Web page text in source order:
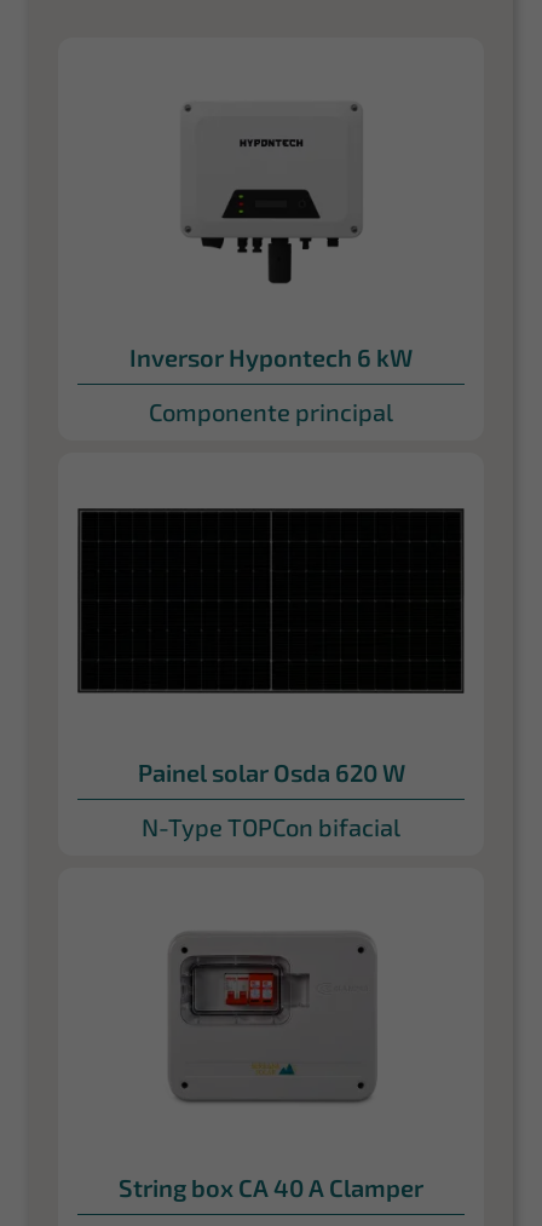
Inversor Hypontech 6 kW
Componente principal
Painel solar Osda 620 W
N-Type TOPCon bifacial
String box CA 40 A Clamper